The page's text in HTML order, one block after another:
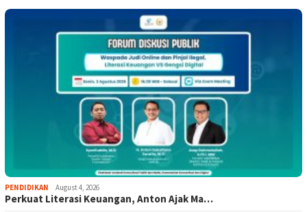
PENDIDIKAN August 4, 2026
Perkuat Literasi Keuangan, Anton Ajak Ma…